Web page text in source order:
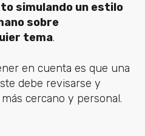
simulando un estilo
sobre
tema.
en cuenta es que una
debe revisarse y
cercano y personal.